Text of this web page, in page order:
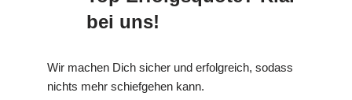
bei uns!
Wir machen Dich sicher und erfolgreich, sodass
nichts mehr schiefgehen kann.